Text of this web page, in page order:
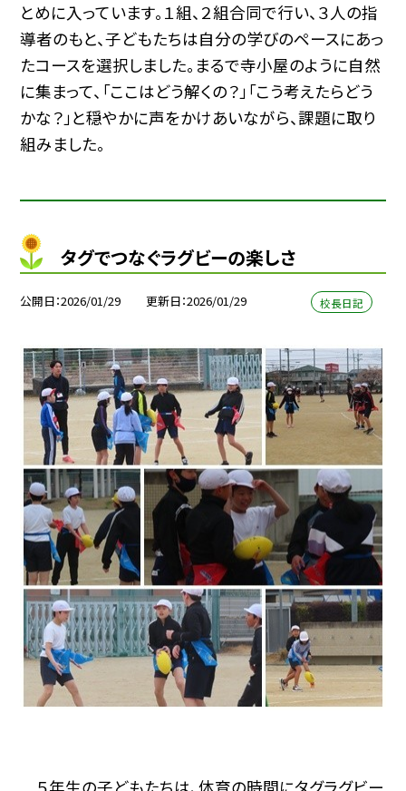
とめに入っています。１組、２組合同で行い、３人の指
導者のもと、子どもたちは自分の学びのペースにあっ
たコースを選択しました。まるで寺小屋のように自然
に集まって、「ここはどう解くの？」「こう考えたらどう
かな？」と穏やかに声をかけあいながら、課題に取り
組みました。
タグでつなぐラグビーの楽しさ
公開日 2026/01/29 更新日 2026/01/29 校長日記